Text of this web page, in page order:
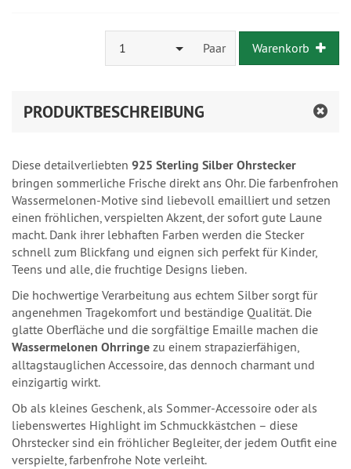
1 Paar Warenkorb
PRODUKTBESCHREIBUNG
Diese detailverliebten 925 Sterling Silber Ohrstecker
bringen sommerliche Frische direkt ans Ohr. Die farbenfrohen
Wassermelonen-Motive sind liebevoll emailliert und setzen
einen fröhlichen, verspielten Akzent, der sofort gute Laune
macht. Dank ihrer lebhaften Farben werden die Stecker
schnell zum Blickfang und eignen sich perfekt für Kinder,
Teens und alle, die fruchtige Designs lieben.
Die hochwertige Verarbeitung aus echtem Silber sorgt für
angenehmen Tragekomfort und beständige Qualität. Die
glatte Oberfläche und die sorgfältige Emaille machen die
Wassermelonen Ohrringe zu einem strapazierfähigen,
alltagstauglichen Accessoire, das dennoch charmant und
einzigartig wirkt.
Ob als kleines Geschenk, als Sommer-Accessoire oder als
liebenswertes Highlight im Schmuckkästchen – diese
Ohrstecker sind ein fröhlicher Begleiter, der jedem Outfit eine
verspielte, farbenfrohe Note verleiht.